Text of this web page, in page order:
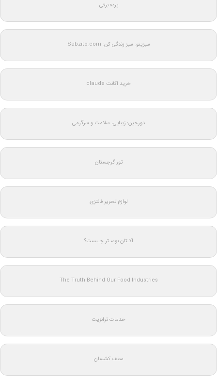
پرده برقی
سبزیتو: سبز زندگی کن: Sabzito.com
خرید اکانت claude
دورجین؛ زیبایی، سلامت و سرگرمی
تور گرجستان
لوازم تحریر فانتزی
اکـتان بوسـتر چـیست؟
The Truth Behind Our Food Industries
خدمات ترانزیت
سقف کشسان